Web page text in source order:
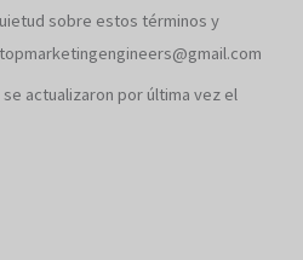
sobre estos términos y
actualizaron por última vez el